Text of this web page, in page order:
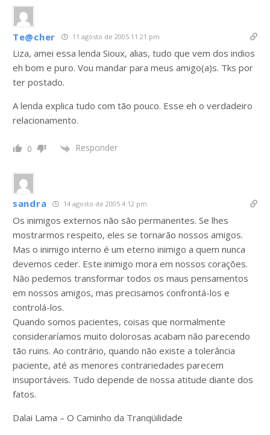
Te@cher 11 agosto de 2005 11:21 pm
Liza, amei essa lenda Sioux, alias, tudo que vem dos indios
eh bom e puro. Vou mandar para meus amigo(a)s. Tks por
ter postado.
A lenda explica tudo com tão pouco. Esse eh o verdadeiro
relacionamento.
0 Responder
sandra 14 agosto de 2005 4:12 pm
Os inimigos externos não são permanentes. Se lhes
mostrarmos respeito, eles se tornarão nossos amigos.
Mas o inimigo interno é um eterno inimigo a quem nunca
devemos ceder. Este inimigo mora em nossos corações.
Não pedemos transformar todos os maus pensamentos
em nossos amigos, mas precisamos confrontá-los e
controlá-los.
Quando somos pacientes, coisas que normalmente
consideraríamos muito dolorosas acabam não parecendo
tão ruins. Ao contrário, quando não existe a tolerância
paciente, até as menores contrariedades parecem
insuportáveis. Tudo depende de nossa atitude diante dos
fatos.
Dalai Lama – O Caminho da Tranqüilidade